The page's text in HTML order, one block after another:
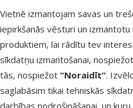
Vietnē izmantojam savas un
iepirkšanās vēsturi un
produktiem, lai rādītu tev
sīkdatņu izmantošanai, nospiežot
tās, nospiežot “Noraidīt”.
saglabāsim tikai tehniskās
darbības nodrošināšanai, un
superzoo.product.detail.content
Dekoratīvs augs akvārijam –
Mākslīgs augs akvārijiem.
Piemērots saldūdens akvārijiem.
Izgatavots no netoksiska